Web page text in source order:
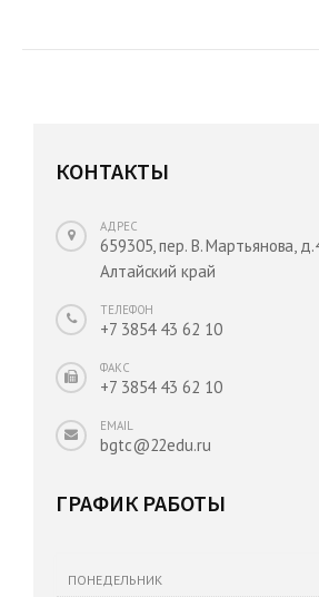
КОНТАКТЫ
АДРЕС
659305, пер. В. Мартьянова,
Алтайский край
ТЕЛЕФОН
+7 3854 43 62 10
ФАКС
+7 3854 43 62 10
EMAIL
bgtc@22edu.ru
ГРАФИК РАБОТЫ
ПОНЕДЕЛЬНИК